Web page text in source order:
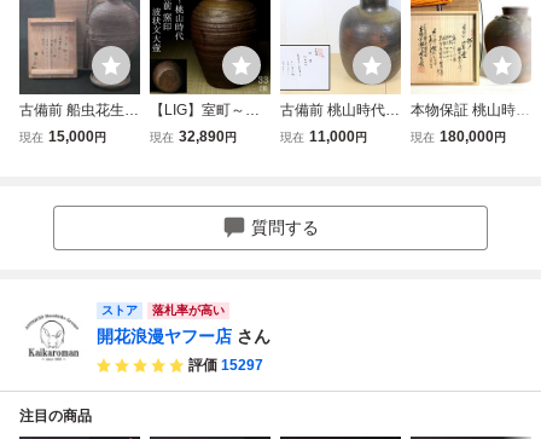
古備前 船虫花生
桂又三郎識箱 江戸
現在 15,000円
【LIG】室町～桃
山時代 古備前 窯
山古陶 古美術品
旧家収蔵品2603.3
現在 32,890円
古備前 桃山時代
酒溜 壺 壷 置物 床
古美術品 骨董品
桂又三郎 鑑定書付
現在 11,000円
本物保証 桃山時代
古備前 四耳壷 窯
現在 180,000円
質問する
ストア 落札率が高い
開花浪漫ヤフー店 さん
評価 15297
注目の商品